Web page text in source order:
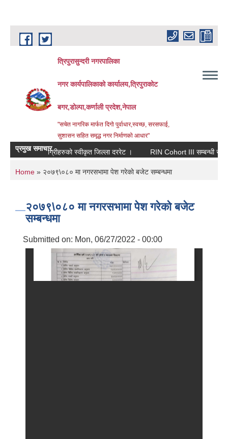
Skip to main content
त्रिपुरासुन्दरी नगरपालिका
नगर कार्यपालिकाको कार्यालय,त्रिपुराकोट
बगर,डोल्पा,कर्णाली प्रदेश,नेपाल
"सचेत नागरिक मार्फत दिगो पुर्वाधार,स्वच्छ, सरसफाई,
सुशासन सहित समृद्ध नगर निर्माणको आधार"
प्रमुख समाचार
सामाग्रीहरुको स्वीकृत जिल्ला दररेट । RIN Cohort III सम्बन्धी सूचना ।
You are here
Home » २०७९\०८० मा नगरसभामा पेश गरेकाे बजेट सम्बन्धमा
२०७९\०८० मा नगरसभामा पेश गरेकाे बजेट
सम्बन्धमा
Submitted on: Mon, 06/27/2022 - 00:00